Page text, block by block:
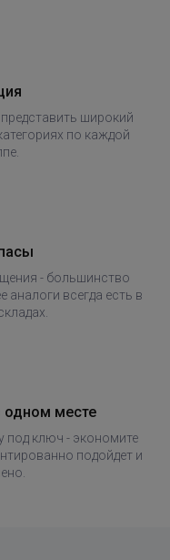
широкий
по каждой
- большинство
аналоги всегда есть в
одном месте
под ключ - экономите
подойдет и